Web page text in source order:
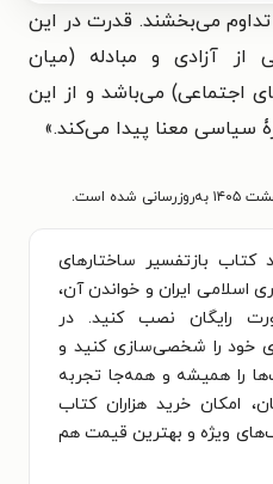
تداوم می‌بخشند. قدرت در این
از آزادی و مبادله (میان
اجتماعی) می‌باشد و از این
سیاسی معنا پیدا می‌کند.»
کتاب بازتفسیر ساختارهای
اسلامی ایران و خواندن آن،
رایگان نصب کنید. در
خود را شخصی‌سازی کنید و
را همیشه و همه‌جا تجربه
امکان خرید هزاران کتاب
ویژه و بهترین قیمت هم